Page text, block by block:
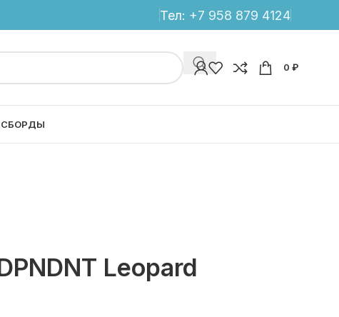
Тел: +7 958 879 4124
0 ₽
Leopard